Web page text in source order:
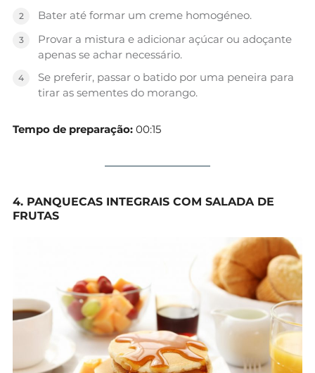
Bater até formar um creme homogéneo.
Provar a mistura e adicionar açúcar ou adoçante
apenas se achar necessário.
Se preferir, passar o batido por uma peneira para
tirar as sementes do morango.
Tempo de preparação: 00:15
4. PANQUECAS INTEGRAIS COM SALADA DE
FRUTAS